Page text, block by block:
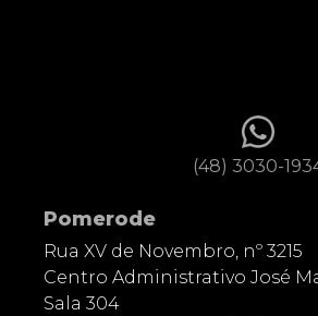
(48) 3030-
Pomerode
Rua XV de Novembro, nº 3215
Centro Administrativo José
Sala 304